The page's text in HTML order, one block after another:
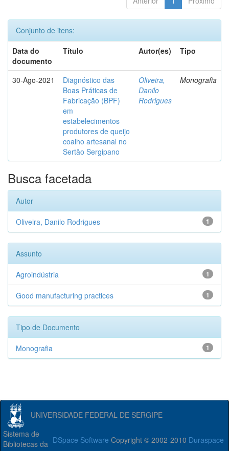
Conjunto de itens:
Data do
documento
Título Autor(es) Tipo
30-Ago-2021
Diagnóstico das
Boas Práticas de
Fabricação (BPF)
em
estabelecimentos
produtores de queijo
coalho artesanal no
Sertão Sergipano
Oliveira,
Danilo
Rodrigues
Monografia
Busca facetada
Autor
1
Oliveira, Danilo Rodrigues
Assunto
1
Agroindústria
1
Good manufacturing practices
Tipo de Documento
1
Monografia
UNIVERSIDADE FEDERAL DE SERGIPE
DSpace Software Copyright © 2002-2010 Duraspace
Sistema de
Bibliotecas da